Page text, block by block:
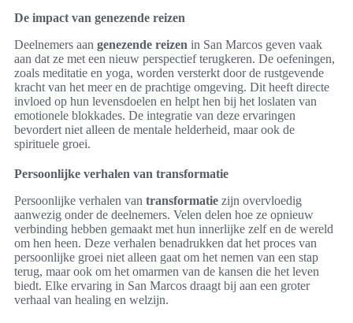
De impact van genezende reizen
Deelnemers aan genezende reizen in San Marcos geven vaak
aan dat ze met een nieuw perspectief terugkeren. De oefeningen,
zoals meditatie en yoga, worden versterkt door de rustgevende
kracht van het meer en de prachtige omgeving. Dit heeft directe
invloed op hun levensdoelen en helpt hen bij het loslaten van
emotionele blokkades. De integratie van deze ervaringen
bevordert niet alleen de mentale helderheid, maar ook de
spirituele groei.
Persoonlijke verhalen van transformatie
Persoonlijke verhalen van transformatie zijn overvloedig
aanwezig onder de deelnemers. Velen delen hoe ze opnieuw
verbinding hebben gemaakt met hun innerlijke zelf en de wereld
om hen heen. Deze verhalen benadrukken dat het proces van
persoonlijke groei niet alleen gaat om het nemen van een stap
terug, maar ook om het omarmen van de kansen die het leven
biedt. Elke ervaring in San Marcos draagt bij aan een groter
verhaal van healing en welzijn.